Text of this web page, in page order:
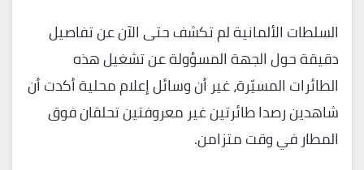
السلطات الألمانية لم تكشف حتى الآن عن تفاصيل
دقيقة حول الجهة المسؤولة عن تشغيل هذه
الطائرات المسيّرة، غير أن وسائل إعلام محلية أكدت أن
شاهدين رصدا طائرتين غير معروفتين تحلقان فوق
المطار في وقت متزامن.